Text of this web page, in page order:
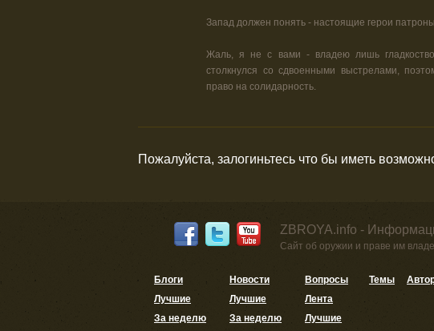
Запад должен понять - настоящие герои
Жаль, я не с вами - владею лишь
столкнулся со сдвоенными выстрелами,
право на солидарность.
Пожалуйста, залогиньтесь что бы иметь
ZBROYA.info -
Сайт об оружии и праве им
Блоги
Лучшие
За неделю
Новости
Лучшие
За неделю
Вопросы
Лента
Лучшие
Темы